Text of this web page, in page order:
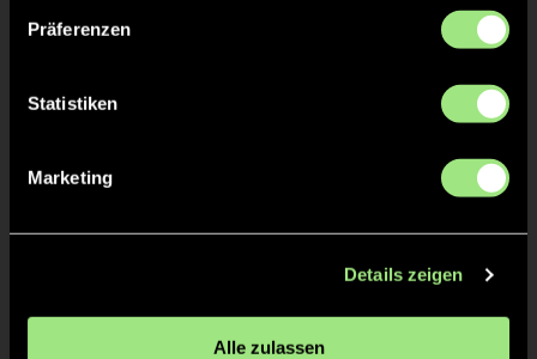
Präferenzen
Statistiken
Marketing
Details zeigen
Alle zulassen
30